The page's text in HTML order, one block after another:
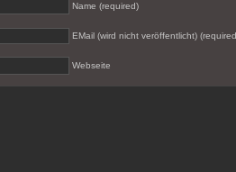
Name (required)
EMail (wird nicht veröffentlicht)
Webseite